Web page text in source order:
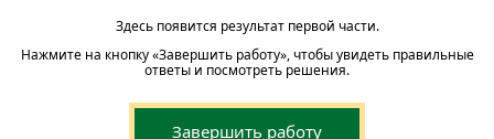
Здесь появится результат первой части.
Нажмите на кнопку «Завершить работу», чтобы увидеть правильные
ответы и посмотреть решения.
Завершить работу